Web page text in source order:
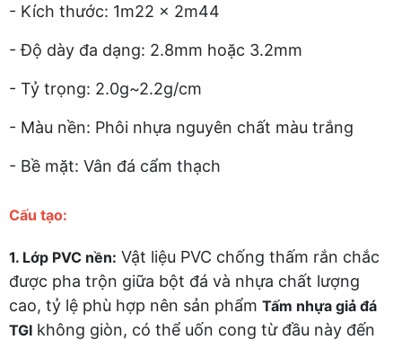
- Kích thước: 1m22 x 2m44
- Độ dày đa dạng: 2.8mm hoặc 3.2mm
- Tỷ trọng: 2.0g~2.2g/cm
- Màu nền: Phôi nhựa nguyên chất màu trắng
- Bề mặt: Vân đá cẩm thạch
Cấu tạo:
1. Lớp PVC nền: Vật liệu PVC chống thấm rắn chắc
được pha trộn giữa bột đá và nhựa chất lượng
cao, tỷ lệ phù hợp nên sản phẩm Tấm nhựa giả đá
TGI không giòn, có thể uốn cong từ đầu này đến